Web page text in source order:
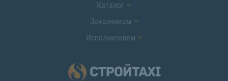
Каталог
Заказчикам
Исполнителям